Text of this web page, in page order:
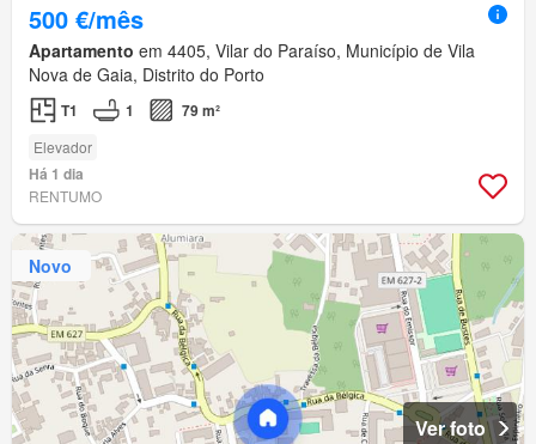
500 €/mês
Apartamento em 4405, Vilar do Paraíso, Município de Vila
Nova de Gaia, Distrito do Porto
T1 1 79 m²
Elevador
Há 1 dia
RENTUMO
Novo
Ver foto